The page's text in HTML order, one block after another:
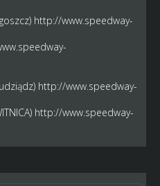
http://www.speedway-
http://www.speedway-
http://www.speedway-